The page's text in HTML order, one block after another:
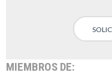
MIEMBROS DE: